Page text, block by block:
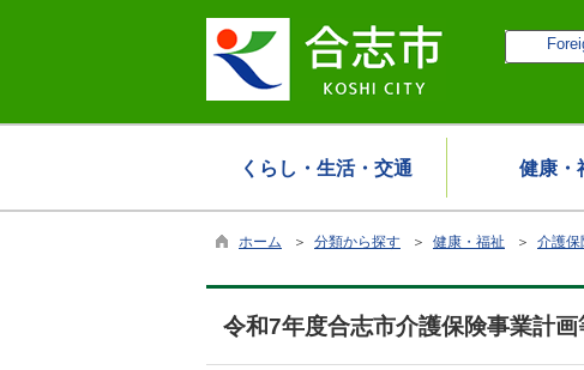
くらし・生活・交通 健康・
ホーム ＞ 分類から探す ＞ 健康・福祉 ＞ 介護保
令和7年度合志市介護保険事業計